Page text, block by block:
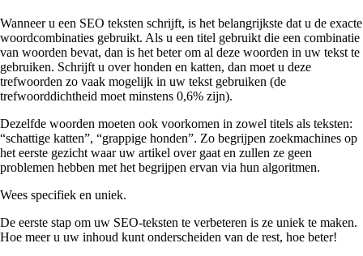
Wanneer u een SEO teksten schrijft, is het belangrijkste dat u de exacte
woordcombinaties gebruikt. Als u een titel gebruikt die een combinatie
van woorden bevat, dan is het beter om al deze woorden in uw tekst te
gebruiken. Schrijft u over honden en katten, dan moet u deze
trefwoorden zo vaak mogelijk in uw tekst gebruiken (de
trefwoorddichtheid moet minstens 0,6% zijn).
Dezelfde woorden moeten ook voorkomen in zowel titels als teksten:
“schattige katten”, “grappige honden”. Zo begrijpen zoekmachines op
het eerste gezicht waar uw artikel over gaat en zullen ze geen
problemen hebben met het begrijpen ervan via hun algoritmen.
Wees specifiek en uniek.
De eerste stap om uw SEO-teksten te verbeteren is ze uniek te maken.
Hoe meer u uw inhoud kunt onderscheiden van de rest, hoe beter!